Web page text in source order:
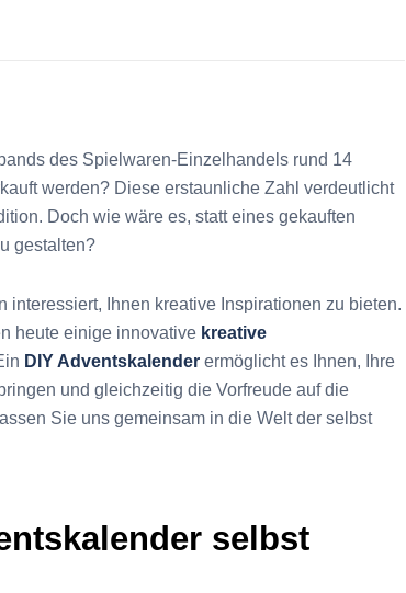
des Spielwaren-Einzelhandels rund 14
werden? Diese erstaunliche Zahl verdeutlicht
Doch wie wäre es, statt eines gekauften
gestalten?
Ihnen kreative Inspirationen zu bieten.
heute einige innovative kreative
DIY Adventskalender ermöglicht es Ihnen, Ihre
und gleichzeitig die Vorfreude auf die
Sie uns gemeinsam in die Welt der selbst
selbst